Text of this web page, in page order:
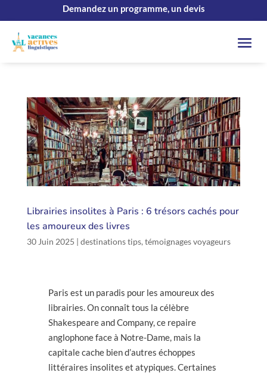
Demandez un programme, un devis
Librairies insolites à Paris : 6 trésors cachés pour
les amoureux des livres
30 Juin 2025 | destinations tips, témoignages voyageurs
Paris est un paradis pour les amoureux des
librairies. On connaît tous la célèbre
Shakespeare and Company, ce repaire
anglophone face à Notre-Dame, mais la
capitale cache bien d’autres échoppes
littéraires insolites et atypiques. Certaines